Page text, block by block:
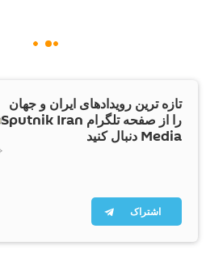
تازه ترین رویدادهای ایران و جهان
را از صفحه تلگرام Sputnik Iran
Media دنبال کنید
اشتراک